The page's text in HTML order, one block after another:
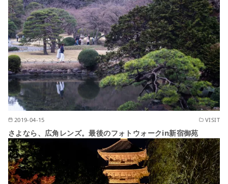
2019-04-15 VISIT
さよなら、広角レンズ。最後のフォトウォークin新宿御苑